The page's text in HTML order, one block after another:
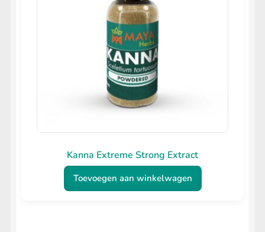
Kanna Extreme Strong Extract
Toevoegen aan winkelwagen